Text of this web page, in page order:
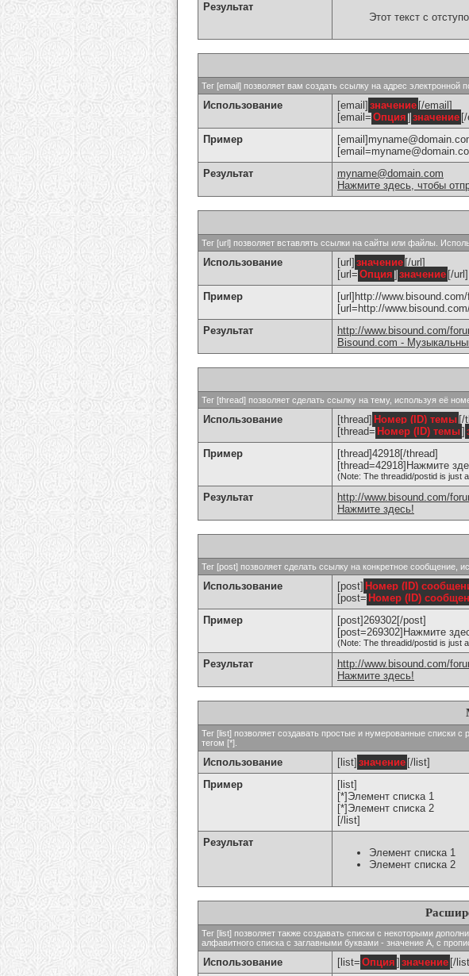
Результат
Этот текст с
Тег [email] позволяет вам создать ссылку на адрес
Использование [email] значение [/email]
[email= Опция ] значение
Пример
Результат
myname@domain.com
Нажмите здесь, чтобы
Тег [url] позволяет вставлять ссылки на сайты или файлы.
Использование [url] значение [/url]
[url= Опция ] значение [/url]
Пример
[url]http://
[url=http://
Результат
http://www.bisound.com/
Bisound.com -
Тег [thread] позволяет сделать ссылку на тему, используя её
Использование [thread] Номер (ID) темы [/
[thread= Номер (ID) темы]
Пример
[thread]42918[/thread]
[thread=42918]Нажмите
(Note: The threadid/postid is just
Результат
http://www.bisound.com/
Нажмите здесь!
Тег [post] позволяет сделать ссылку на конкретное сообщение,
Использование [post] Номер (ID)
[post= Номер (ID)
Пример
[post]269302[/post]
[post=269302]Нажмите
(Note: The threadid/postid is just
Результат
http://www.bisound.com/
Нажмите здесь!
Тег [list] позволяет создавать простые и нумерованные списки
тегом [*].
Использование [list] значение [/list]
Пример
[list]
[*]Элемент списка 1
[*]Элемент списка 2
[/list]
Результат
Элемент списка 1
Элемент списка 2
Тег [list] позволяет также создавать списки с некоторыми
алфавитного списка с заглавными буквами - значение A, с
Использование [list= Опция ] значение [/